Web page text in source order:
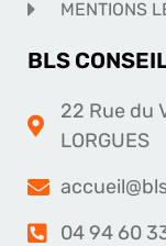
MENTIONS
BLS
22 Rue du
LORGUES
04 94 60